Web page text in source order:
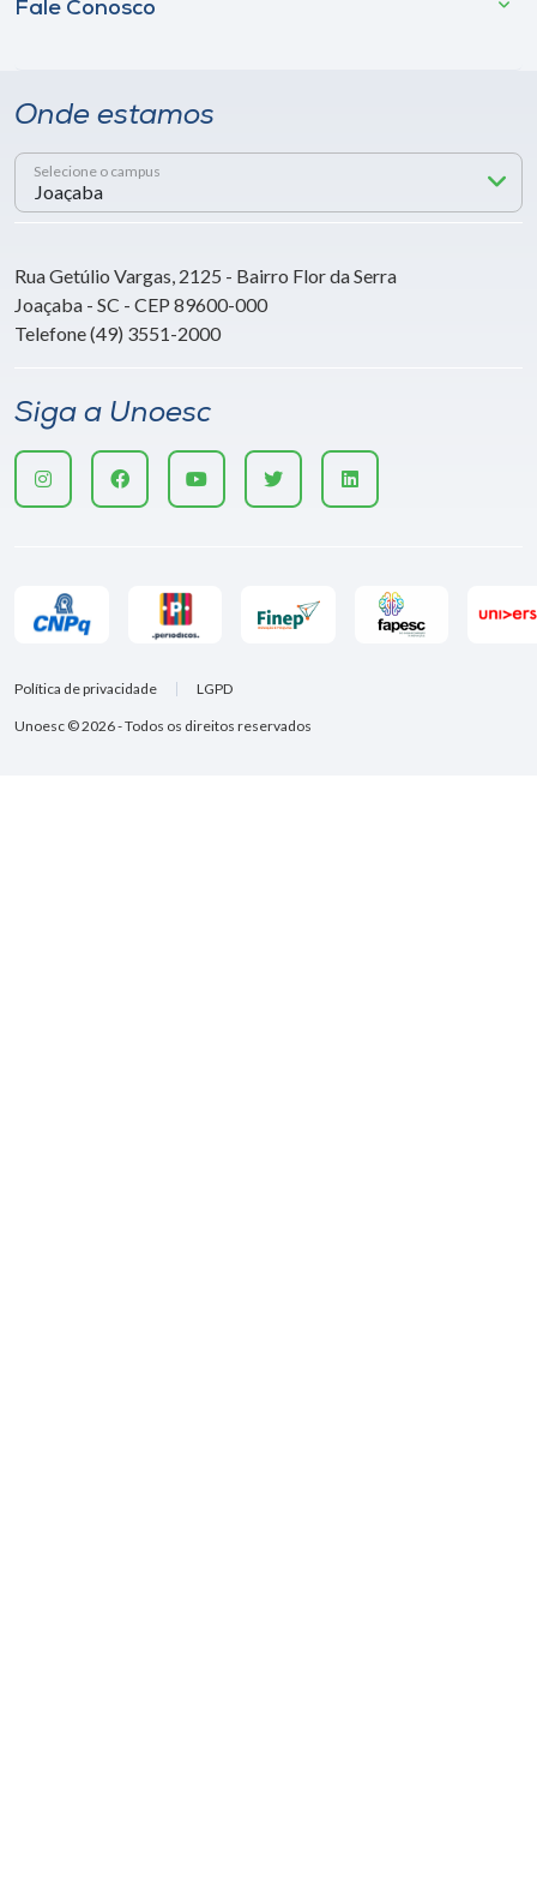
Fale Conosco
Onde estamos
Selecione o campus
Rua Getúlio Vargas, 2125 - Bairro Flor da Serra
Joaçaba - SC - CEP 89600-000
Telefone (49) 3551-2000
Siga a Unoesc
Unoesc © 2026 - Todos os direitos reservados
Política de privacidade LGPD